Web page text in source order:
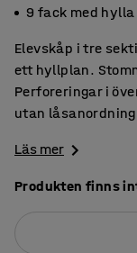
9 fack med hylla
Elevskåp i tre
ett hyllplan.
Perforeringar i
utan
Läs mer
Produkten finns